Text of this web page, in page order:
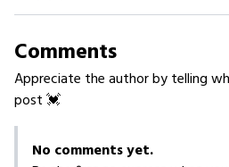
Comments
Appreciate the author by telling
post 💓
No comments yet.